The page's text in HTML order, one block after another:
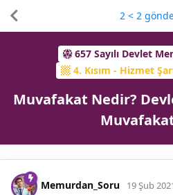
657 Sayılı Devlet
4. Kısım - Hizmet
Muvafakat Nedir?
2 < 2
Memurdan_Soru 19 Şub